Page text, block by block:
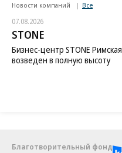
Новости компаний Все
07.08.2026
STONE
Бизнес-центр STONE Римская
возведен в полную высоту
Благотворительный фонд